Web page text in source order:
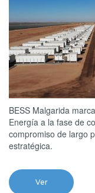
BESS Malgarida
Energía a la fase de
compromiso de largo
estratégica.
Ver